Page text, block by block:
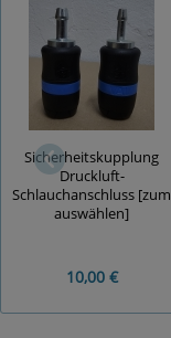
Sicherheitskupplung
Druckluft-
Schlauchanschluss [zum
auswählen]
10,00 €